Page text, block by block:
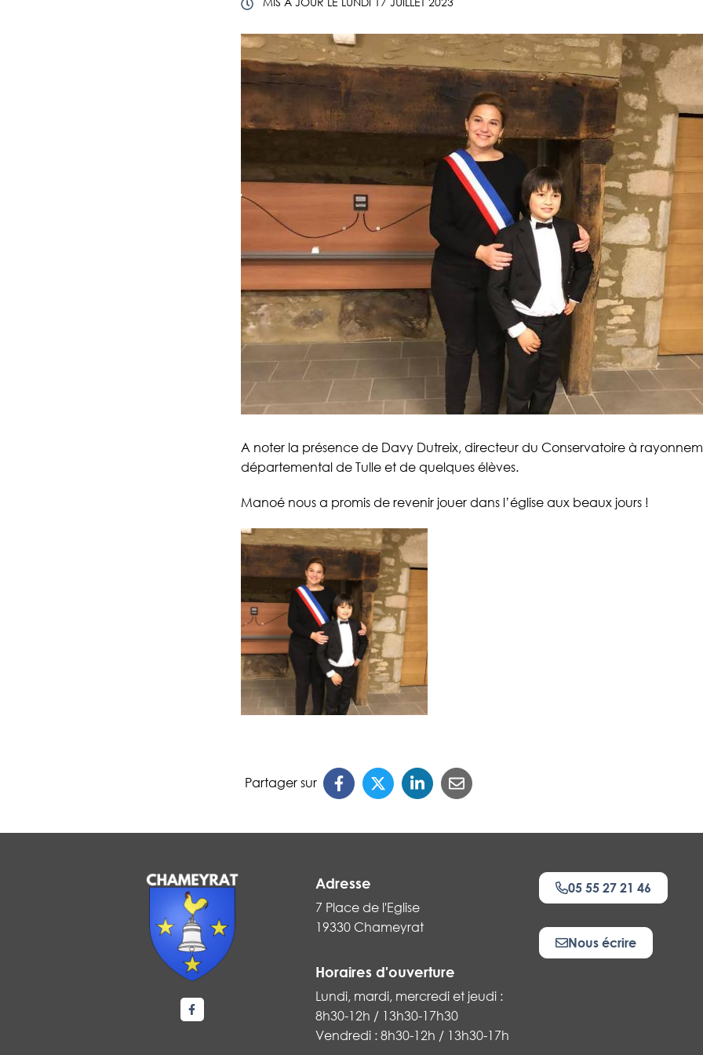
A noter la présence de Davy Dutreix, directeur du Conservatoire à
départemental de Tulle et de quelques élèves.
Manoé nous a promis de revenir jouer dans l’église aux beaux jours !
Partager sur
Lien vers le compte Facebook
Adresse
7 Place de l'Eglise
19330 Chameyrat
Horaires d'ouverture
Lundi, mardi, mercredi et jeudi :
8h30-12h / 13h30-17h30
Vendredi : 8h30-12h / 13h30-17h
05 55 27 21 46
Nous écrire